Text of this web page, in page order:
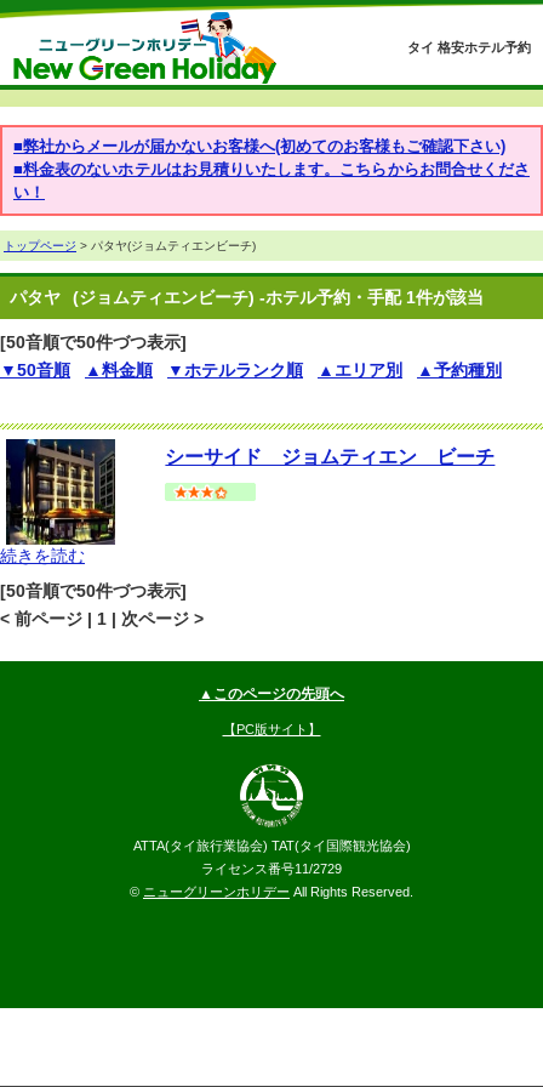
タイ 格安ホテル予約
■弊社からメールが届かないお客様へ(初めてのお客様もご確認下さい)
■料金表のないホテルはお見積りいたします。こちらからお問合せくださ
い！
トップページ > パタヤ(ジョムティエンビーチ)
パタヤ (ジョムティエンビーチ) -ホテル予約・手配 1件が該当
[50音順で50件づつ表示]
▼50音順
▲料金順 ▼ホテルランク順 ▲エリア別 ▲予約種別
シーサイド ジョムティエン ビーチ
続きを読む
[50音順で50件づつ表示]
< 前ページ | 1 | 次ページ >
▲このページの先頭へ
【PC版サイト】
ATTA(タイ旅行業協会) TAT(タイ国際観光協会)
ライセンス番号11/2729
© ニューグリーンホリデー All Rights Reserved.